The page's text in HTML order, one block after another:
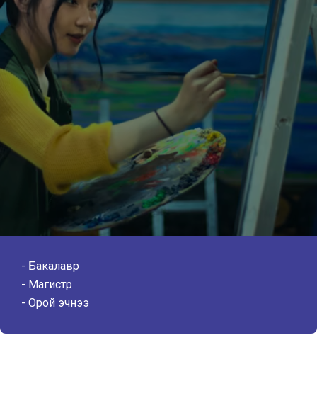
Бакалавр
Магистр
Орой эчнээ